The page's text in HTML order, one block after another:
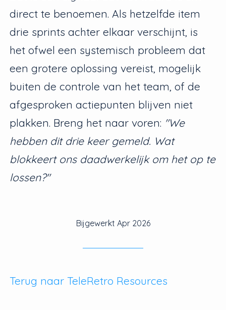
direct te benoemen. Als hetzelfde item
drie sprints achter elkaar verschijnt, is
het ofwel een systemisch probleem dat
een grotere oplossing vereist, mogelijk
buiten de controle van het team, of de
afgesproken actiepunten blijven niet
plakken. Breng het naar voren: "We
hebben dit drie keer gemeld. Wat
blokkeert ons daadwerkelijk om het op te
lossen?"
Bijgewerkt Apr 2026
Terug naar TeleRetro Resources